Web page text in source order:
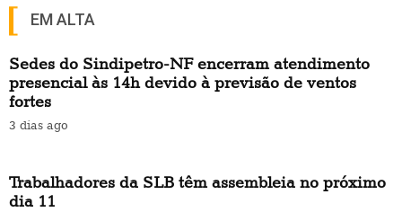
EM ALTA
Sedes do Sindipetro-NF encerram atendimento
presencial às 14h devido à previsão de ventos
fortes
3 dias ago
Trabalhadores da SLB têm assembleia no próximo
dia 11